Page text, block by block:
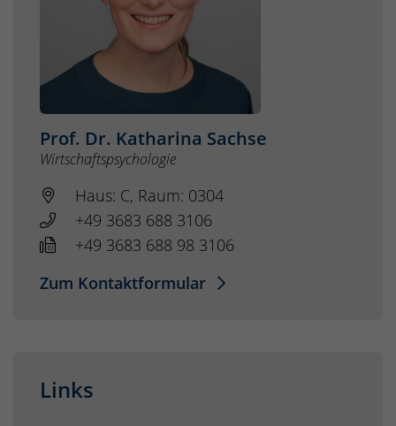
Prof. Dr. Katharina Sachse
Wirtschaftspsychologie
Haus: C, Raum: 0304
+49 3683 688 3106
+49 3683 688 98 3106
Zum Kontaktformular
Links